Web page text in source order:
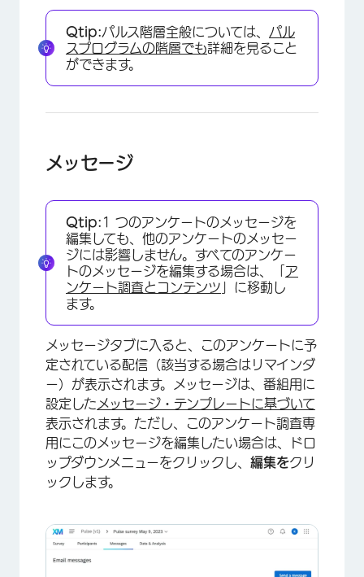
Qtip:パルス階層全般については、
パル
スプログラムの階層でも詳細を見ること
ができます。
メッセージ
Qtip: 1 つのアンケートのメッセージを
編集しても、他のアンケートのメッセー
ジには影響しません。すべてのアンケー
トのメッセージを編集する場合は、「 ア
ンケート調査とコンテンツ 」に移動し
ます。
メッセージタブに入ると、このアンケートに予
定されている配信（該当する場合はリマインダ
ー）が表示されます。メッセージは、番組用に
設定した メッセージ・テンプレートに基づいて
表示されます。ただし、このアンケート調査専
用にこのメッセージを編集したい場合は、ドロ
ップダウンメニューをクリックし、 編集をクリ
ックします。